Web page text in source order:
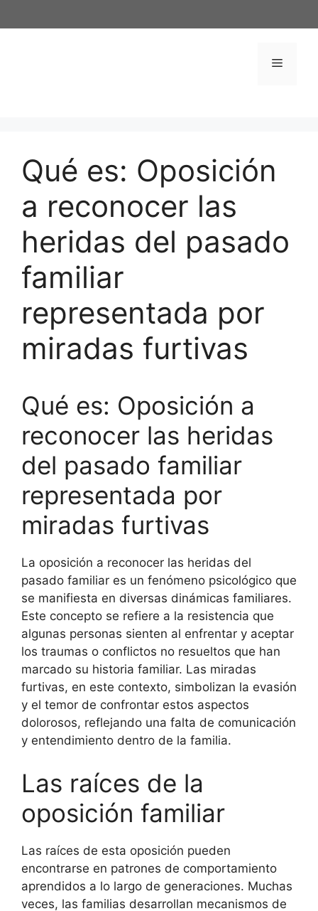
al
Menú
Qué es: Oposición
a reconocer las
heridas del pasado
familiar
representada por
miradas furtivas
Qué es: Oposición a
reconocer las heridas
del pasado familiar
representada por
miradas furtivas
La oposición a reconocer las heridas del
pasado familiar es un fenómeno psicológico que
se manifiesta en diversas dinámicas familiares.
Este concepto se refiere a la resistencia que
algunas personas sienten al enfrentar y aceptar
los traumas o conflictos no resueltos que han
marcado su historia familiar. Las miradas
furtivas, en este contexto, simbolizan la evasión
y el temor de confrontar estos aspectos
dolorosos, reflejando una falta de comunicación
y entendimiento dentro de la familia.
Las raíces de la
oposición familiar
Las raíces de esta oposición pueden
encontrarse en patrones de comportamiento
aprendidos a lo largo de generaciones. Muchas
veces, las familias desarrollan mecanismos de